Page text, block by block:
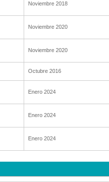
Noviembre 2018
Noviembre 2020
Noviembre 2020
Octubre 2016
Enero 2024
Enero 2024
Enero 2024